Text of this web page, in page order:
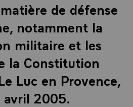
de défense
notamment la
militaire et les
la Constitution
Luc en Provence,
avril 2005.